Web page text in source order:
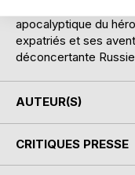
apocalyptique du
expatriés et ses
déconcertante
AUTEUR(S)
CRITIQUES PRESSE